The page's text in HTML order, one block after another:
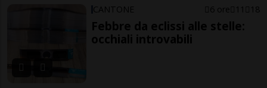
CANTONE 6 ore 11 18
Febbre da eclissi alle stelle:
occhiali introvabili